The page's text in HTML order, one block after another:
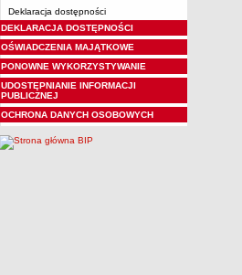
Deklaracja dostępności
DEKLARACJA DOSTĘPNOŚCI
OŚWIADCZENIA MAJĄTKOWE
PONOWNE WYKORZYSTYWANIE
UDOSTĘPNIANIE INFORMACJI
PUBLICZNEJ
OCHRONA DANYCH OSOBOWYCH